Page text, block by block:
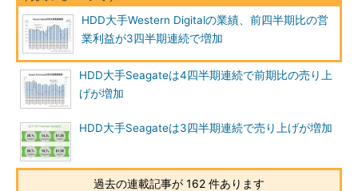
HDD大手Western Digitalの業績、前四半期比の営
業利益が3四半期連続で増加
HDD大手Seagateは4四半期連続で前期比の売り上
げが増加
HDD大手Seagateは3四半期連続で売り上げが増加
過去の連載記事が 162 件あります